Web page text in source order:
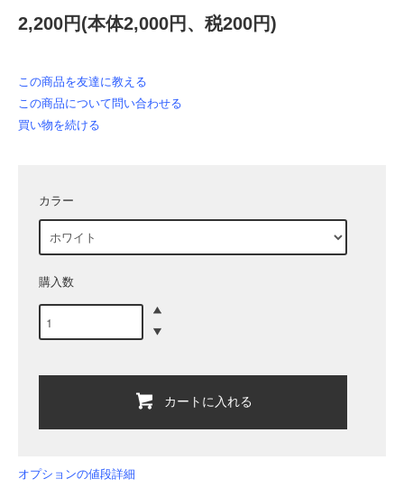
2,200円(本体2,000円、税200円)
この商品を友達に教える
この商品について問い合わせる
買い物を続ける
カラー
購入数
カートに入れる
オプションの値段詳細